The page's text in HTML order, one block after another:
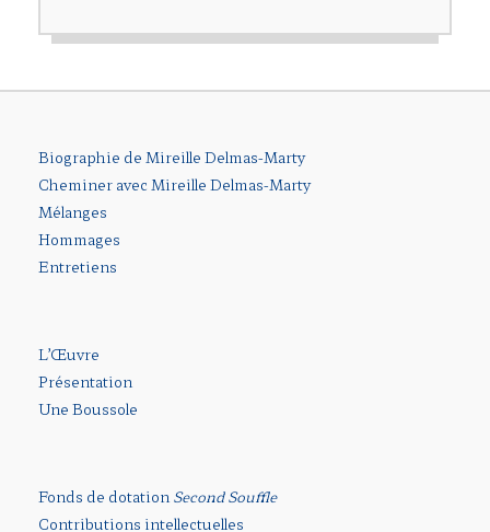
Biographie de Mireille Delmas-Marty
Cheminer avec Mireille Delmas-Marty
Mélanges
Hommages
Entretiens
L’Œuvre
Présentation
Une Boussole
Fonds de dotationSecond Souffle
Contributions intellectuelles